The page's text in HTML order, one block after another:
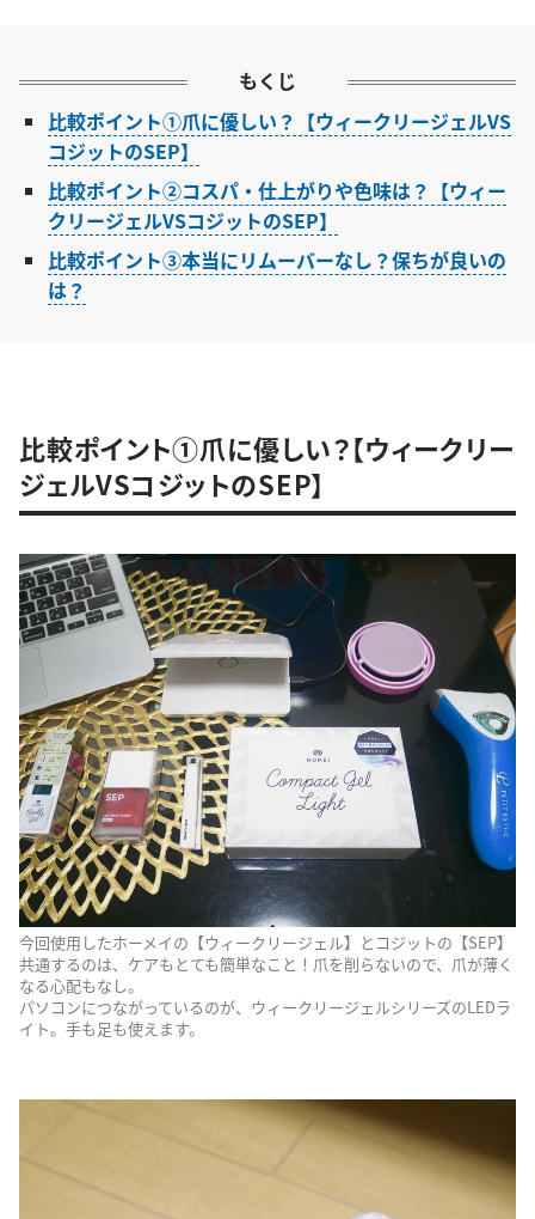
もくじ
比較ポイント①爪に優しい？【ウィークリージェルVS
コジットのSEP】
比較ポイント②コスパ・仕上がりや色味は？【ウィー
クリージェルVSコジットのSEP】
比較ポイント③本当にリムーバーなし？保ちが良いの
は？
比較ポイント①爪に優しい？【ウィークリー
ジェルVSコジットのSEP】
今回使用したホーメイの【ウィークリージェル】とコジットの【SEP】
共通するのは、ケアもとても簡単なこと！爪を削らないので、爪が薄く
なる心配もなし。
パソコンにつながっているのが、ウィークリージェルシリーズのLEDラ
イト。手も足も使えます。